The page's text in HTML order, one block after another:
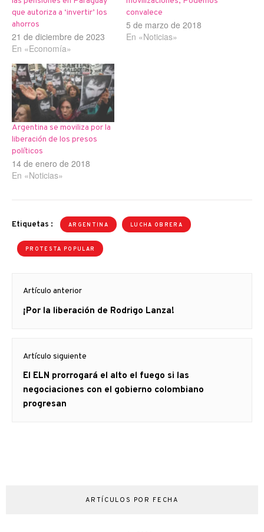
que autoriza a ‘invertir’ los
ahorros
21 de diciembre de 2023
En «Economía»
convalece
5 de marzo de 2018
En «Noticias»
Argentina se moviliza por la
liberación de los presos
políticos
14 de enero de 2018
En «Noticias»
Etiquetas : ARGENTINA LUCHA OBRERA
PROTESTA POPULAR
de
entradas
Artículo anterior
Artículo
¡Por la liberación de Rodrigo Lanza!
Artículo siguiente
Artículo
siguiente:
El ELN prorrogará el alto el fuego si las
negociaciones con el gobierno colombiano
progresan
ARTÍCULOS POR FECHA